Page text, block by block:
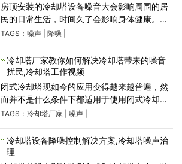
房顶安装的冷却塔设备噪音大会影响周围的居
民的日常生活，时间久了会影响身体健康。为
和谐共生的理想生活空间，保护环境、改善环
却塔噪声处理，广东康
TAGS： 噪声| 降噪
冷却塔厂家教你如何解决冷却塔带来的噪音
扰民​,冷却塔工作视频
闭式冷却塔现如今的应用变得越来越普遍，然
而并不是什么条件下都适用于使用闭式冷却塔
的。为了更好地降低噪音对周边环境的影响、
开展冷却塔噪音
TAGS： 冷却塔厂家 噪声|
冷却塔设备降噪控制解决方案,冷却塔噪声治
理